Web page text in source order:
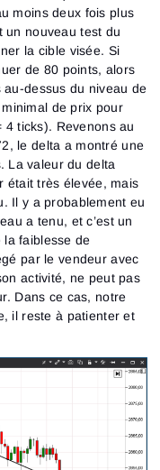
moins deux fois plus
un nouveau test du
la cible visée. Si
de 80 points, alors
dessus du niveau de
de prix pour
4 ticks). Revenons au
le delta a montré une
La valeur du delta
était très élevée, mais
Il y a probablement eu
a tenu, et c’est un
faiblesse de
par le vendeur avec
activité, ne peut pas
Dans ce cas, notre
il reste à patienter et